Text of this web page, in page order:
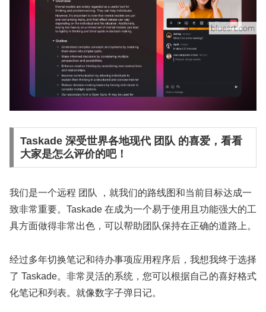
Taskade 深受世界各地现代 团队 的喜爱，看看
大家是怎么评价的吧！
我们是一个远程 团队 ，就我们的路线图和当前目标达成一
致非常重要。Taskade 在成为一个易于使用且功能强大的工
具方面做得非常出色，可以帮助团队保持在正确的道路上。
经过多年切换笔记和待办事项应用程序后，我想我终于选择
了 Taskade。非常灵活的系统，您可以根据自己的喜好格式
化笔记和列表。就像数字子弹日记。